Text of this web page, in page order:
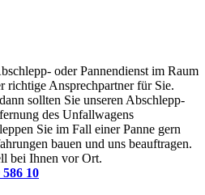
oder Pannendienst im Raum
richtige Ansprechpartner für Sie.
sollten Sie unseren Abschlepp-
des Unfallwagens
Sie im Fall einer Panne gern
bauen und uns beauftragen.
bei Ihnen vor Ort.
10